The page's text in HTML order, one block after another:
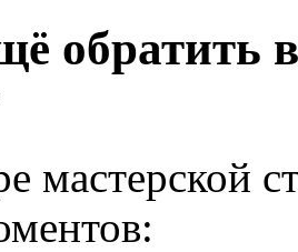
обратить
мастерской